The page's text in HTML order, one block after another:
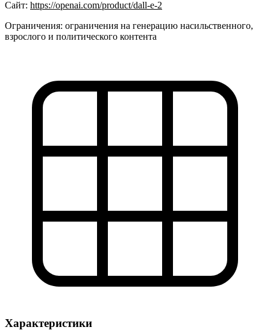
Сайт: https://openai.com/product/dall-e-2
Ограничения: ограничения на генерацию насильственного,
взрослого и политического контента
Характеристики